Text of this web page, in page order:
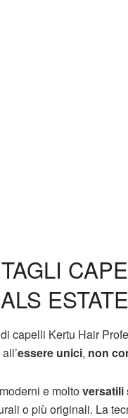
capelli Kertu Hair
essere unici, non
e moltoversatili
o più originali. La